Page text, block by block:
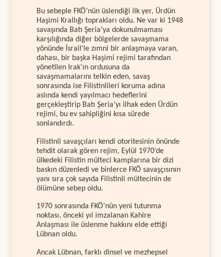
Bu sebeple FKÖ’nün üslendiği ilk yer, Ürdün
Haşimi Krallığı toprakları oldu. Ne var ki 1948
savaşında Batı Şeria’ya dokunulmaması
karşılığında diğer bölgelerde savaşmama
yönünde İsrail’le zımni bir anlaşmaya varan,
dahası, bir başka Haşimi rejimi tarafından
yönetilen Irak’ın ordusuna da
savaşmamalarını telkin eden, savaş
sonrasında ise Filistinlileri koruma adına
aslında kendi yayılmacı hedeflerini
gerçekleştirip Batı Şeria’yı ilhak eden Ürdün
rejimi, bu ev sahipliğini kısa sürede
sonlandırdı.
Filistinli savaşçıları kendi otoritesinin önünde
tehdit olarak gören rejim, Eylül 1970’de
ülkedeki Filistin mülteci kamplarına bir dizi
baskın düzenledi ve binlerce FKÖ savaşçısının
yanı sıra çok sayıda Filistinli mültecinin de
ölümüne sebep oldu.
1970 sonrasında FKÖ’nün yeni tutunma
noktası, önceki yıl imzalanan Kahire
Anlaşması ile üslenme hakkını elde ettiği
Lübnan oldu.
Ancak Lübnan, farklı dinsel ve mezhepsel